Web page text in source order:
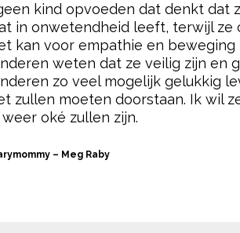
kind opvoeden dat denkt dat
in onwetendheid leeft, terwijl ze
kan voor empathie en
weten dat ze veilig zijn en
zo veel mogelijk gelukkig
zullen moeten doorstaan. Ik wil
oké zullen zijn.
– Meg Raby